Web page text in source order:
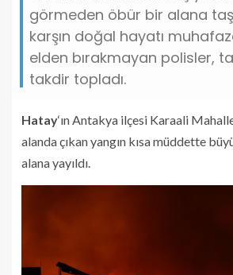
görmeden öbür bir alana
karşın doğal hayatı
elden bırakmayan polisler,
takdir topladı.
Hatay‘ın Antakya ilçesi Karaali
alanda çıkan yangın kısa müddette
alana yayıldı.